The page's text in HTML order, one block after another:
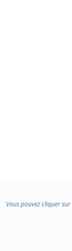
Vous pouvez cliquer